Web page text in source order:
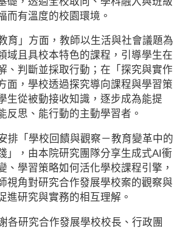
而有溫度的校園環境。
」方面，教師以生活與社會議題為
域且具校本特色的課程，引導學生在
、判斷並採取行動；在「探究與實作
面，學校透過探究導向課程與學習策
生從被動接收知識，逐步成為能提
反思、能行動的主動學習者。
「學校回饋與觀察－教育變革中的
」，由本院研究團隊分享生成式AI衝
、學習策略如何活化學校課程引擎，
視角對研究合作發展學校案的觀察與
進研究與實務的相互理解。
研究合作發展學校校長、行政團